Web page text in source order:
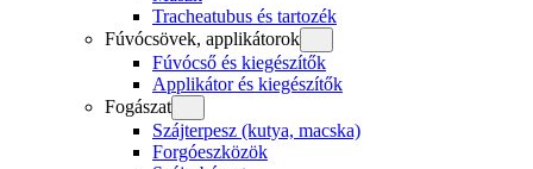
Tracheatubus és tartozék
Fúvócsövek, applikátorok
Fúvócső és kiegészítők
Applikátor és kiegészítők
Fogászat
Szájterpesz (kutya, macska)
Forgóeszközök